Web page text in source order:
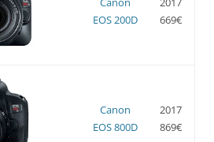
EOS 200D
669€
Canon
EOS 800D
2017
869€